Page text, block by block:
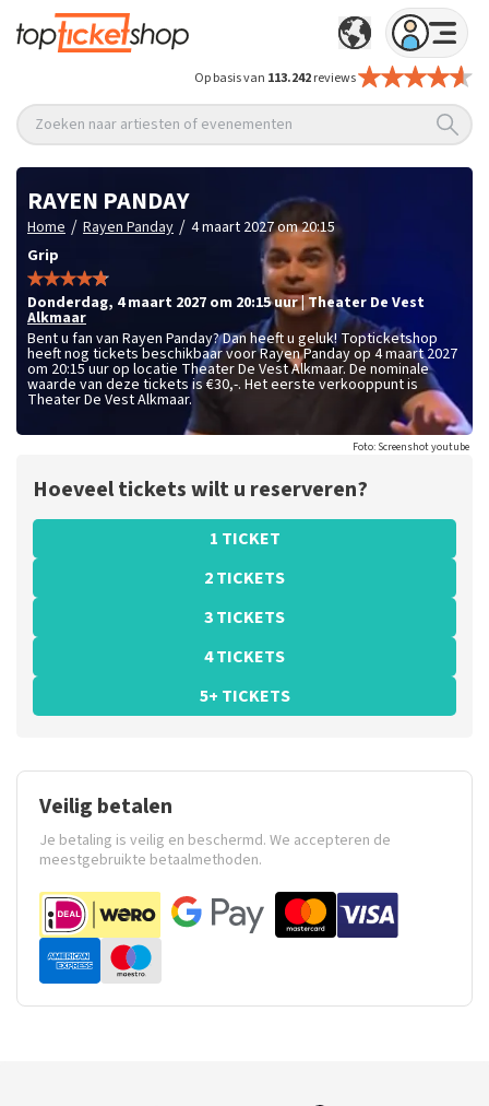
Op basis van 113.242reviews
Zoeken naar artiesten of evenementen
RAYEN PANDAY
Home / Rayen Panday / 4 maart 2027 om 20:15
Grip
donderdag, 4 maart 2027 om 20:15uur|Theater De Vest
Alkmaar
Bent u fan van Rayen Panday? Dan heeft u geluk! Topticketshop
heeft nog tickets beschikbaar voor Rayen Panday op 4 maart 2027
om 20:15 uur op locatie Theater De Vest Alkmaar. De nominale
waarde van deze tickets is€30,-. Het eerste verkooppunt is
Theater De Vest Alkmaar.
Foto: Screenshot youtube
Hoeveel tickets wilt u reserveren?
1 TICKET
2 TICKETS
3 TICKETS
4 TICKETS
5+ TICKETS
Veilig betalen
Je betaling is veilig en beschermd. We accepteren de
meestgebruikte betaalmethoden.